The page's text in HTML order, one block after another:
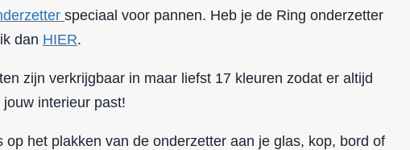
speciaal voor pannen. Heb je de Ring onderzetter
dan HIER.
zijn verkrijgbaar in maar liefst 17 kleuren zodat er altijd
interieur past!
op het plakken van de onderzetter aan je glas, kop, bord of